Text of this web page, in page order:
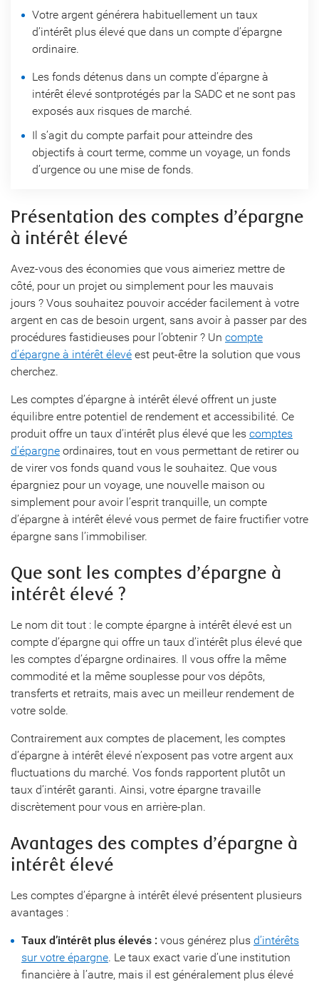
Votre argent générera habituellement un taux
d’intérêt plus élevé que dans un compte d’épargne
ordinaire.
Les fonds détenus dans un compte d’épargne à
intérêt élevé sontprotégés par la SADC et ne sont pas
exposés aux risques de marché.
Il s’agit du compte parfait pour atteindre des
objectifs à court terme, comme un voyage, un fonds
d’urgence ou une mise de fonds.
Présentation des comptes d’épargne
à intérêt élevé
Avez-vous des économies que vous aimeriez mettre de
côté, pour un projet ou simplement pour les mauvais
jours ? Vous souhaitez pouvoir accéder facilement à votre
argent en cas de besoin urgent, sans avoir à passer par des
procédures fastidieuses pour l’obtenir ? Un compte
d’épargne à intérêt élevé est peut-être la solution que vous
cherchez.
Les comptes d’épargne à intérêt élevé offrent un juste
équilibre entre potentiel de rendement et accessibilité. Ce
produit offre un taux d’intérêt plus élevé que les comptes
d’épargne ordinaires, tout en vous permettant de retirer ou
de virer vos fonds quand vous le souhaitez. Que vous
épargniez pour un voyage, une nouvelle maison ou
simplement pour avoir l’esprit tranquille, un compte
d’épargne à intérêt élevé vous permet de faire fructifier votre
épargne sans l’immobiliser.
Que sont les comptes d’épargne à
intérêt élevé ?
Le nom dit tout : le compte épargne à intérêt élevé est un
compte d’épargne qui offre un taux d’intérêt plus élevé que
les comptes d’épargne ordinaires. Il vous offre la même
commodité et la même souplesse pour vos dépôts,
transferts et retraits, mais avec un meilleur rendement de
votre solde.
Contrairement aux comptes de placement, les comptes
d’épargne à intérêt élevé n’exposent pas votre argent aux
fluctuations du marché. Vos fonds rapportent plutôt un
taux d’intérêt garanti. Ainsi, votre épargne travaille
discrètement pour vous en arrière-plan.
Avantages des comptes d’épargne à
intérêt élevé
Les comptes d’épargne à intérêt élevé présentent plusieurs
avantages :
Taux d’intérêt plus élevés : vous générez plus d’intérêts
sur votre épargne. Le taux exact varie d’une institution
financière à l’autre, mais il est généralement plus élevé